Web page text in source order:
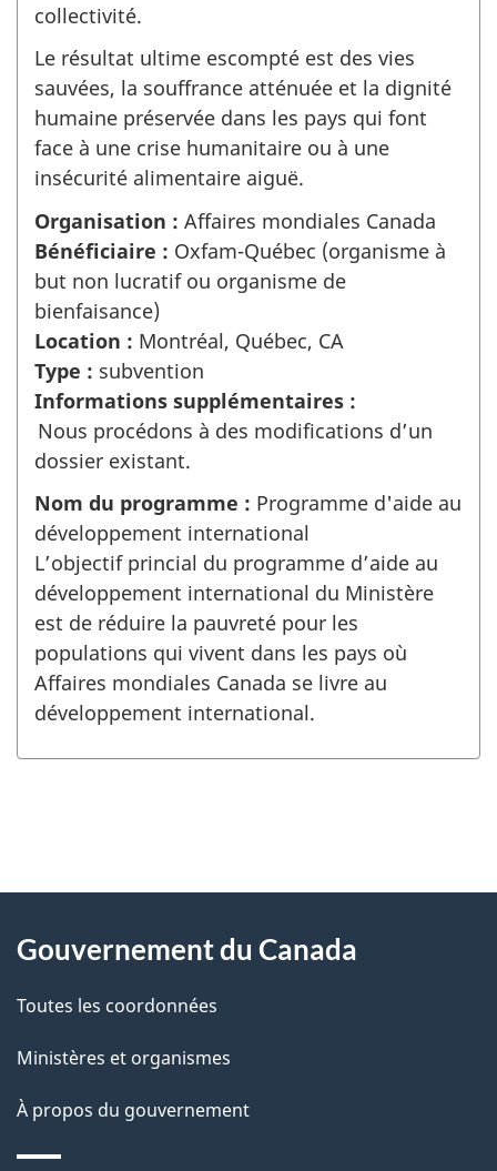
collectivité.
Le résultat ultime escompté est des vies
sauvées, la souffrance atténuée et la dignité
humaine préservée dans les pays qui font
face à une crise humanitaire ou à une
insécurité alimentaire aiguë.
Organisation : Affaires mondiales Canada
Bénéficiaire : Oxfam-Québec (organisme à
but non lucratif ou organisme de
bienfaisance)
Location : Montréal, Québec, CA
Type : subvention
Informations supplémentaires :
Nous procédons à des modifications d’un
dossier existant.
Nom du programme : Programme d'aide au
développement international
L’objectif princial du programme d’aide au
développement international du Ministère
est de réduire la pauvreté pour les
populations qui vivent dans les pays où
Affaires mondiales Canada se livre au
développement international.
D
t
a
l
s
propos
ce
site
Gouvernement du Canada
Toutes les coordonnées
Ministères et organismes
À propos du gouvernement